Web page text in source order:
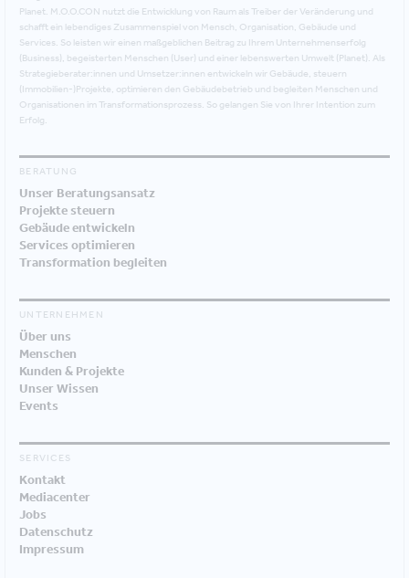
Planet. M.O.O.CON nutzt die Entwicklung von Raum als Treiber der Veränderung und
schafft ein lebendiges Zusammenspiel von Mensch, Organisation, Gebäude und
Services. So leisten wir einen maßgeblichen Beitrag zu Ihrem Unternehmenserfolg
(Business), begeisterten Menschen (User) und einer lebenswerten Umwelt (Planet). Als
Strategieberater:innen und Umsetzer:innen entwickeln wir Gebäude, steuern
(Immobilien-)Projekte, optimieren den Gebäudebetrieb und begleiten Menschen und
Organisationen im Transformationsprozess. So gelangen Sie von Ihrer Intention zum
Erfolg.
BERATUNG
Unser Beratungsansatz
Projekte steuern
Gebäude entwickeln
Services optimieren
Transformation begleiten
UNTERNEHMEN
Über uns
Menschen
Kunden & Projekte
Unser Wissen
Events
SERVICES
Kontakt
Mediacenter
Jobs
Datenschutz
Impressum